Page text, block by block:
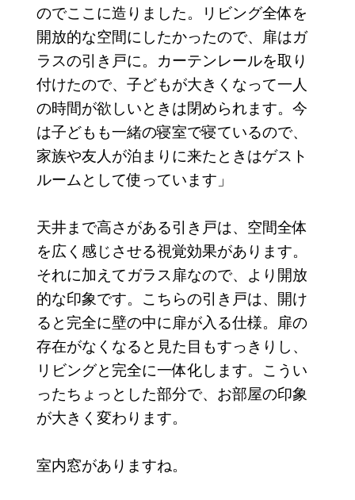
のでここに造りました。リビング全体を
開放的な空間にしたかったので、扉はガ
ラスの引き戸に。カーテンレールを取り
付けたので、子どもが大きくなって一人
の時間が欲しいときは閉められます。今
は子どもも一緒の寝室で寝ているので、
家族や友人が泊まりに来たときはゲスト
ルームとして使っています」
天井まで高さがある引き戸は、空間全体
を広く感じさせる視覚効果があります。
それに加えてガラス扉なので、より開放
的な印象です。こちらの引き戸は、開け
ると完全に壁の中に扉が入る仕様。扉の
存在がなくなると見た目もすっきりし、
リビングと完全に一体化します。こうい
ったちょっとした部分で、お部屋の印象
が大きく変わります。
室内窓がありますね。